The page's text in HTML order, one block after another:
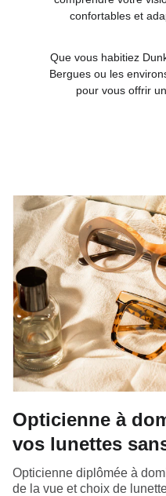
confortables et
Que vous habitiez
Bergues ou les
pour vous offrir
Opticienne à
vos lunettes
Opticienne diplômée à
de la vue et choix de